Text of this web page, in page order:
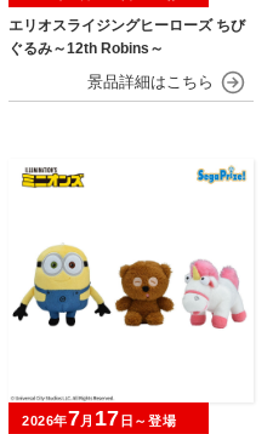
エリオスライジングヒーローズ ちび
ぐるみ～12th Robins～
2026年7月 17 日～登場